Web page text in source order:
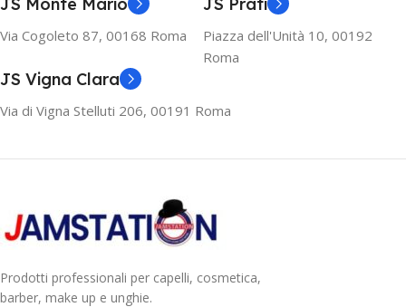
Via Cogoleto 87, 00168 Roma
Piazza dell'Unità 10, 00192
Roma
JS Vigna Clara
Via di Vigna Stelluti 206, 00191 Roma
Prodotti professionali per capelli, cosmetica,
barber, make up e unghie.